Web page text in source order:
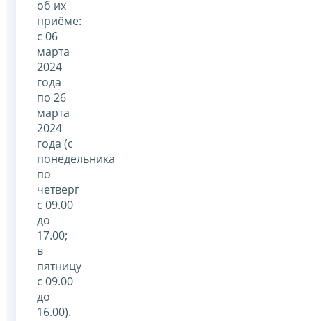
об их
приёме:
с 06
марта
2024
года
по 26
марта
2024
года (с
понедельника
по
четверг
с 09.00
до
17.00;
в
пятницу
с 09.00
до
16.00).